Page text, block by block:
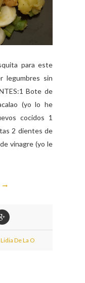
para este
legumbres sin
Bote de
(yo lo he
cocidos 1
2 dientes de
vinagre (yo le
Lidia De La O